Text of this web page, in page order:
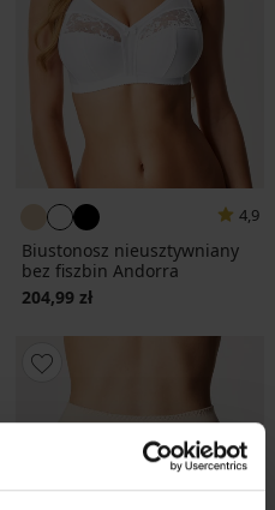
4,9
Biustonosz nieusztywniany
bez fiszbin Andorra
204,99 zł